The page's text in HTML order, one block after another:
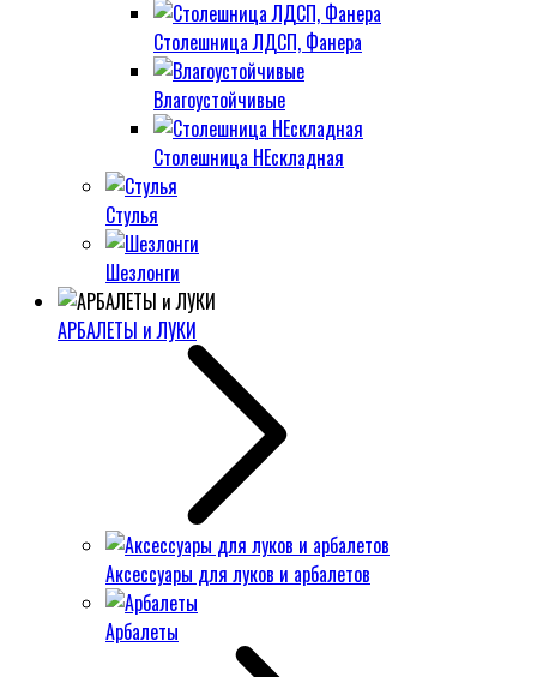
Столешница ЛДСП, Фанера
Влагоустойчивые
Столешница НЕскладная
Стулья
Шезлонги
АРБАЛЕТЫ и ЛУКИ
Аксессуары для луков и арбалетов
Арбалеты